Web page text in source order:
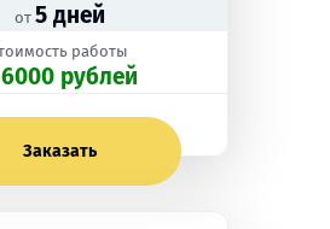
от 5 дней
работы
6000 рублей
Заказать